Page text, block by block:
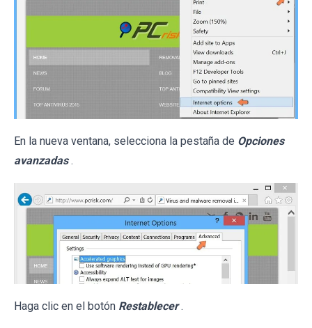
En la nueva ventana, selecciona la pestaña de Opciones
avanzadas .
Haga clic en el botón Restablecer .